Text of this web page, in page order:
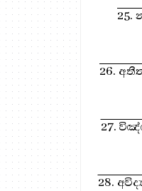
25.
26.
27.
28.